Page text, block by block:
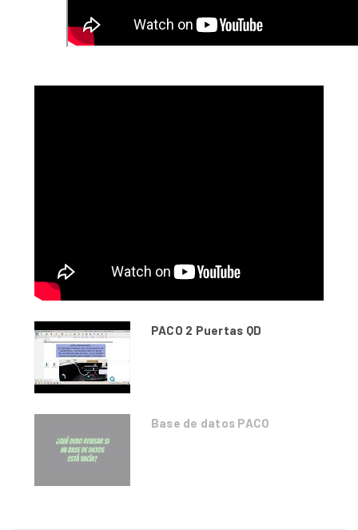
PACO 2 Puertas QD
Base de datos PACO